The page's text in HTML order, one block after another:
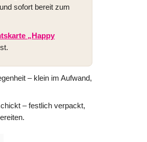
sofort bereit zum
„Happy
– klein im Aufwand,
– festlich verpackt,